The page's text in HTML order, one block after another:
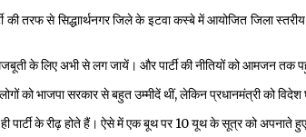
की तरफ से सिद्धाार्थनगर जिले के इटवा कस्बे में आयोजित जिला
के लिए अभी से लग जायें। और पार्टी की नीतियों को आमजन
को भाजपा सरकार से बहुत उम्मीदें थीं, लेकिन प्रधानमंत्री को
ही पार्टी के रीढ़ होते हैं। ऐसे में एक बूथ पर 10 यूथ के सूत्र को